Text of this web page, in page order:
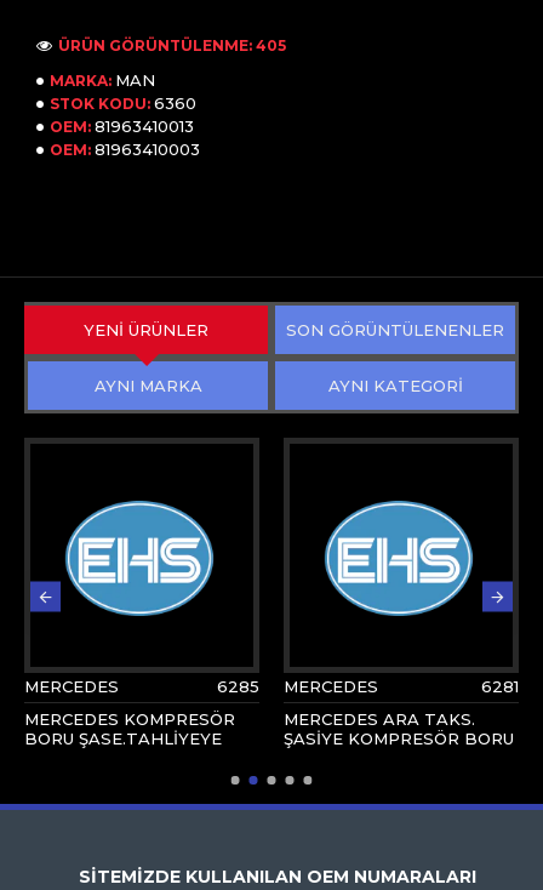
MARKA: MAN
STOK KODU: 6360
OEM: 81963410013
OEM: 81963410003
ÜRÜN GÖRÜNTÜLENME: 405
YENİ ÜRÜNLER SON GÖRÜNTÜLENENLER
AYNI MARKA AYNI KATEGORİ
MERCEDES
6285
MERCEDES KOMPRESÖR
BORU ŞASE.TAHLİYEYE
MERCEDES
6281
MERCEDES ARA TAKS.
ŞASİYE KOMPRESÖR BORU
SİTEMİZDE KULLANILAN OEM NUMARALARI